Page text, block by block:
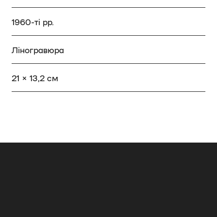
1960-ті рр.
Ліногравюра
21 × 13,2 см